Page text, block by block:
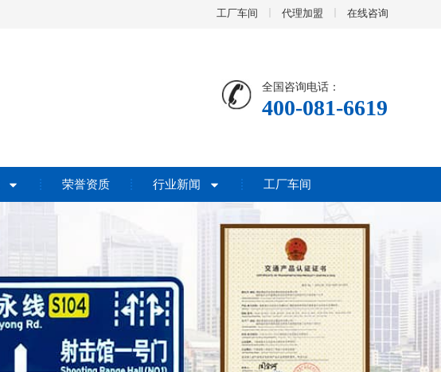
工厂车间 代理加盟 在线咨询
全国咨询电话：
400-081-6619
荣誉资质 行业新闻 工厂车间